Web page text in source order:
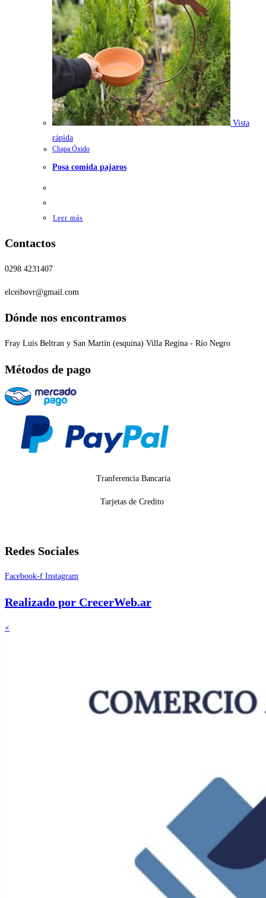
Vista
rápida
Chapa Óxido
Posa comida pajaros
Leer más
Contactos
0298 4231407
elceibovr@gmail.com
Dónde nos encontramos
Fray Luis Beltran y San Martín (esquina) Villa Regina - Río Negro
Métodos de pago
Tranferencia Bancaria
Tarjetas de Credito
Redes Sociales
Facebook-f Instagram
Realizado por CrecerWeb.ar
×